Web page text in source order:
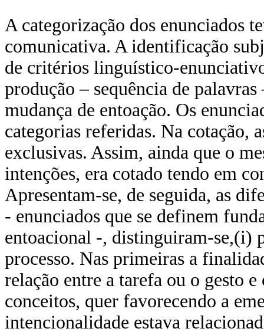
A categorização dos enunciados
comunicativa. A identificação
de critérios linguístico-
produção – sequência de
mudança de entoação. Os
categorias referidas. Na cotação,
exclusivas. Assim, ainda que o
intenções, era cotado tendo em
Apresentam-se, de seguida, as
- enunciados que se definem
entoacional -, distinguiram-se,(i)
processo. Nas primeiras a
relação entre a tarefa ou o gesto
conceitos, quer favorecendo a
intencionalidade estava